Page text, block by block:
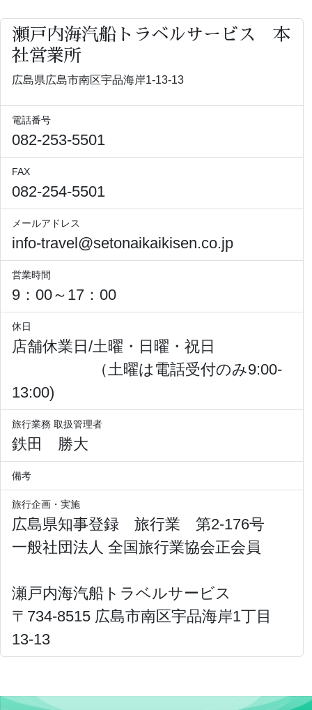
瀬戸内海汽船トラベルサービス 本
社営業所
広島県広島市南区宇品海岸1-13-13
電話番号
082-253-5501
FAX
082-254-5501
メールアドレス
info-travel@setonaikaikisen.co.jp
営業時間
9：00～17：00
休日
店舗休業日/土曜・日曜・祝日
（土曜は電話受付のみ9:00-
13:00)
旅行業務 取扱管理者
鉄田 勝大
備考
旅行企画・実施
広島県知事登録 旅行業 第2-176号
一般社団法人 全国旅行業協会正会員
瀬戸内海汽船トラベルサービス
〒734-8515 広島市南区宇品海岸1丁目
13-13